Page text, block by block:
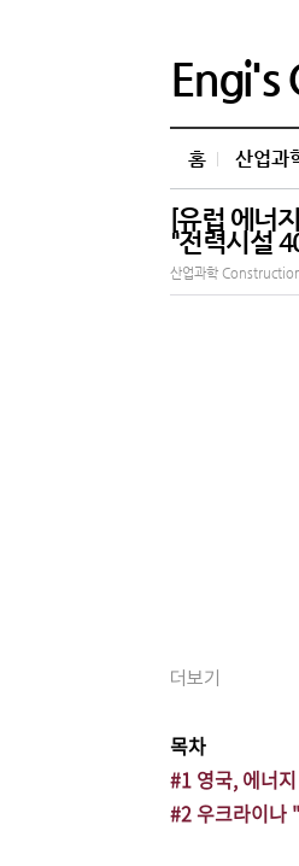
Engi's
홈 산업과
[유럽 에너
"전력시설
산업과학
더보기
목차
#1 영국, 에너
#2 우크라이나